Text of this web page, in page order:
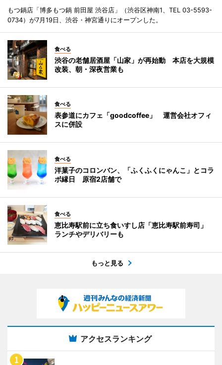
もつ鍋店「博多もつ鍋 前田屋 渋谷店」（渋谷区神南1、TEL 03-5593-
0734）が7月19日、渋谷・神宮通りにオープンした。
食べる
渋谷の老舗居酒屋「山家」が再始動 本店を大規模
改装、朝・深夜営業も
食べる
表参道にカフェ「goodcoffee」 運営会社オフィ
スに併設
食べる
洋菓子のコロンバン、「ふくふくにゃんこ」とコラ
ボ縁日 原宿2店舗で
食べる
恵比寿駅前に立ち食いすし店「恵比寿駅前寿司」
ランチやデリバリーも
もっと見る
アクセスランキング